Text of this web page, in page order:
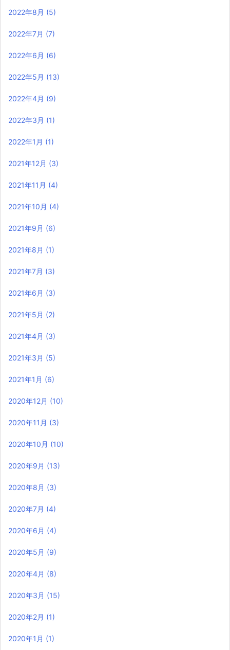
2022年8月 (5)
2022年7月 (7)
2022年6月 (6)
2022年5月 (13)
2022年4月 (9)
2022年3月 (1)
2022年1月 (1)
2021年12月 (3)
2021年11月 (4)
2021年10月 (4)
2021年9月 (6)
2021年8月 (1)
2021年7月 (3)
2021年6月 (3)
2021年5月 (2)
2021年4月 (3)
2021年3月 (5)
2021年1月 (6)
2020年12月 (10)
2020年11月 (3)
2020年10月 (10)
2020年9月 (13)
2020年8月 (3)
2020年7月 (4)
2020年6月 (4)
2020年5月 (9)
2020年4月 (8)
2020年3月 (15)
2020年2月 (1)
2020年1月 (1)